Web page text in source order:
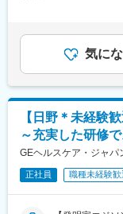
ンスや働きや
変更の範囲：会
・新規製品およ
・工程設計、
・法規制・品
■組織体制：
生産技術部門に
チェーンの専門
ショナルなチー
お任せし、部門
ら、徐々に大規
しつつ、英文
固定手当を含め
気に
【日野＊未経験
～充実した研修
GEヘルスケア・ジャパ
正社員 職種未経験歓